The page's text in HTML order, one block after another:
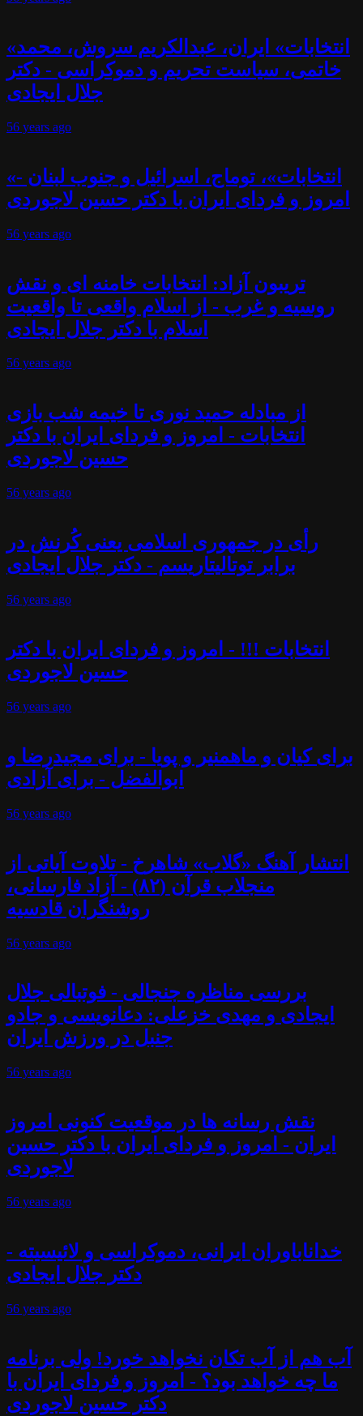
«انتخابات» ایران، عبدالکریم سروش، محمد
خاتمی، سیاست تحریم و دموکراسی - دکتر
جلال ایجادی
56 years ago
«انتخابات»، توماج، اسرائیل و جنوب لبنان -
امروز و فردای ایران با دکتر حسین لاجوردی
56 years ago
تریبون آزاد: انتخابات خامنه ای و نقش
روسیه و غرب - از اسلام واقعی تا واقعیت
اسلام با دکتر جلال ایجادی
56 years ago
از مبادله حمید نوری تا خیمه شب بازی
انتخابات - امروز و فردای ایران با دکتر
حسین لاجوردی
56 years ago
رأی در جمهوری اسلامی یعنی کُرنش در
برابر توتالیتاریسم - دکتر جلال ایجادی
56 years ago
انتخابات !!! - امروز و فردای ایران با دکتر
حسین لاجوردی
56 years ago
برای کیان و ماهمنیر و پویا - برای مجیدرضا و
ابوالفضل - برای آزادی
56 years ago
انتشار آهنگ «گلاب» شاهرخ - تلاوت آیاتی از
منجلاب قرآن (۸۲) - آزاد فارسانی،
روشنگران قادسیه
56 years ago
بررسی مناظره جنجالی - فوتبالی جلال
ایجادی و مهدی خزعلی: دعانویسی و جادو
جنبل در ورزش ایران
56 years ago
نقش رسانه ها در موقعیت کنونی امروز
ایران - امروز و فردای ایران با دکتر حسین
لاجوردی
56 years ago
خداناباوران ایرانی، دموکراسی و لائیسیته -
دکتر جلال ایجادی
56 years ago
آب هم از آب تکان نخواهد خورد! ولی برنامه
ما چه خواهد بود؟ - امروز و فردای ایران با
دکتر حسین لاجوردی